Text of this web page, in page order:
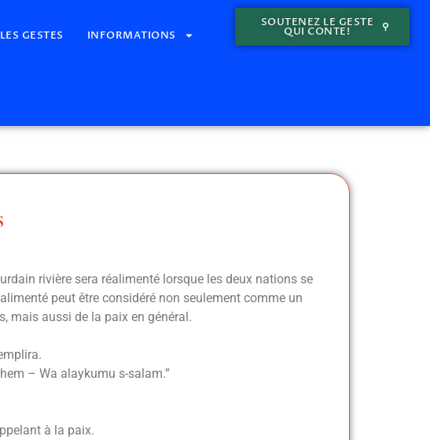
LES GESTES INFORMATIONS
SOUTENEZ LE GESTE
QUI CONTE!
rivière sera réalimenté lorsque les deux nations se
peut être considéré non seulement comme un
mais aussi de la paix en général.
– Wa alaykumu s-salam.”
à la paix.